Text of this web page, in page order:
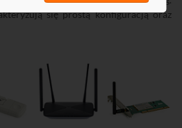
się prostą konfiguracją oraz